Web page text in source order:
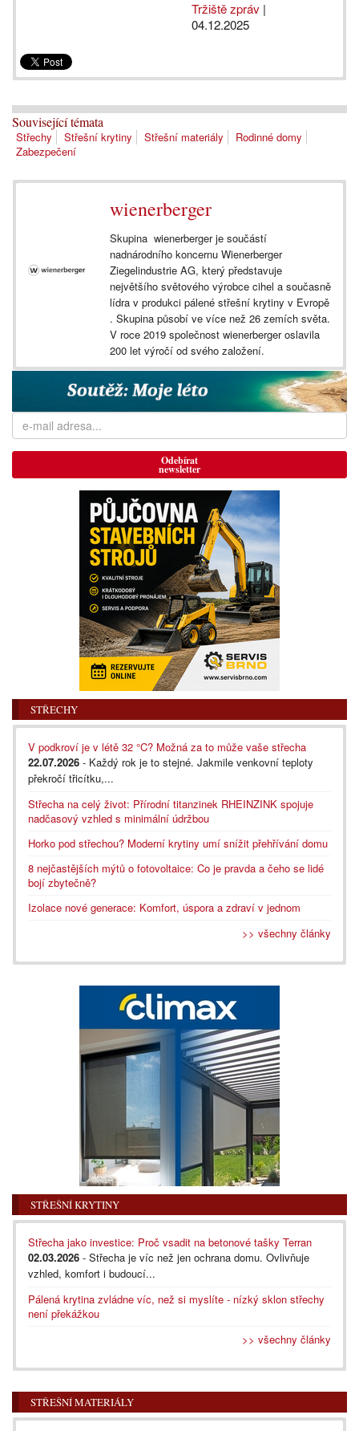
Tržiště zpráv |
04.12.2025
Související témata
Střechy Střešní krytiny Střešní materiály
Rodinné domy
Zabezpečení
wienerberger
Skupina wienerberger je součástí
nadnárodního koncernu Wienerberger
Ziegelindustrie AG, který představuje
největšího světového výrobce cihel a současně
lídra v produkci pálené střešní krytiny v Evropě
. Skupina působí ve více než 26 zemích světa.
V roce 2019 společnost wienerberger oslavila
200 let výročí od svého založení.
Odebírat
newsletter
STŘECHY
V podkroví je v létě 32 °C? Možná za to může vaše střecha
22.07.2026 - Každý rok je to stejné. Jakmile venkovní teploty
překročí třicítku,...
Střecha na celý život: Přírodní titanzinek RHEINZINK spojuje
nadčasový vzhled s minimální údržbou
Horko pod střechou? Moderní krytiny umí snížit přehřívání domu
8 nejčastějších mýtů o fotovoltaice: Co je pravda a čeho se lidé
bojí zbytečně?
Izolace nové generace: Komfort, úspora a zdraví v jednom
>> všechny články
STŘEŠNÍ KRYTINY
Střecha jako investice: Proč vsadit na betonové tašky Terran
02.03.2026 - Střecha je víc než jen ochrana domu. Ovlivňuje
vzhled, komfort i budoucí...
Pálená krytina zvládne víc, než si myslíte - nízký sklon střechy
není překážkou
>> všechny články
STŘEŠNÍ MATERIÁLY